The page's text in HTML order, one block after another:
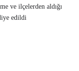
ve ilçelerden aldığı
edildi